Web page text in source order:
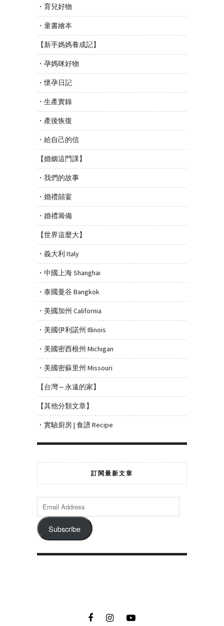
・育兒好物
・童書繪本
【新手媽媽養成記】
・孕媽咪好物
・懷孕日記
・生產實錄
・產後恢復
・給自己的信
【婚姻這門課】
・我們的故事
・婚禮囍宴
・婚禮籌備
【世界這麼大】
・義大利 Italy
・中國上海 Shanghai
・泰國曼谷 Bangkok
・美國加州 California
・美國伊利諾州 Illinois
・美國密西根州 Michigan
・美國密蘇里州 Missouri
【台灣～永遠的家】
【其他分類文章】
・實驗廚房 | 食譜 Recipe
訂閱最新文章
Subscribe